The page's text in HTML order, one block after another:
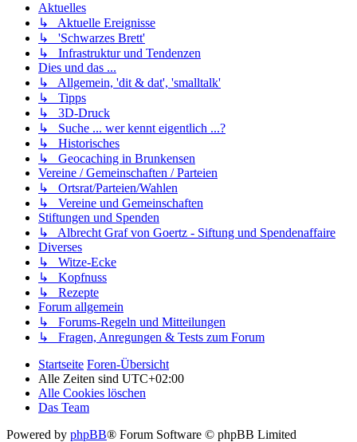
Aktuelles
↳ Aktuelle Ereignisse
↳ 'Schwarzes Brett'
↳ Infrastruktur und Tendenzen
Dies und das ...
↳ Allgemein, 'dit & dat', 'smalltalk'
↳ Tipps
↳ 3D-Druck
↳ Suche ... wer kennt eigentlich ...?
↳ Historisches
↳ Geocaching in Brunkensen
Vereine / Gemeinschaften / Parteien
↳ Ortsrat/Parteien/Wahlen
↳ Vereine und Gemeinschaften
Stiftungen und Spenden
↳ Albrecht Graf von Goertz - Siftung und Spendenaffaire
Diverses
↳ Witze-Ecke
↳ Kopfnuss
↳ Rezepte
Forum allgemein
↳ Forums-Regeln und Mitteilungen
↳ Fragen, Anregungen & Tests zum Forum
Startseite Foren-Übersicht
Alle Zeiten sind UTC+02:00
Alle Cookies löschen
Das Team
Powered by phpBB® Forum Software © phpBB Limited